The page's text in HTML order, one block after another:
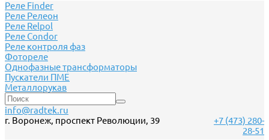
Реле Finder
Реле Релеон
Реле Relpol
Реле Сondor
Реле контроля фаз
Фотореле
Однофазные трансформаторы
Пускатели ПМЕ
Металлорукав
info@radtek.ru
г. Воронеж, проспект Революции, 39
+7 (473) 280-
28-51